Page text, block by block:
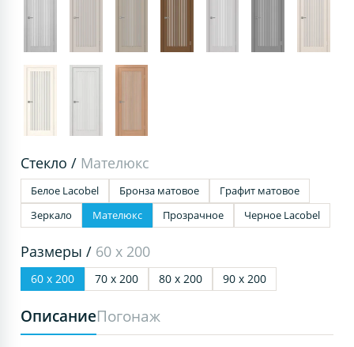
Стекло / Мателюкс
Белое Lacobel Бронза матовое
Графит матовое
Зеркало
Мателюкс Прозрачное Черное Lacobel
Размеры / 60 х 200
60 х 200 70 х 200 80 х 200 90 х 200
ОписаниеПогонаж